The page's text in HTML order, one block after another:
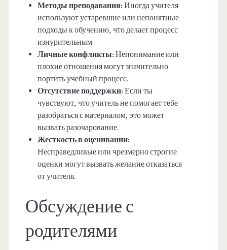
Методы преподавания: Иногда учителя
используют устаревшие или непонятные
подходы к обучению, что делает процесс
изнурительным.
Личные конфликты: Непонимание или
плохие отношения могут значительно
портить учебный процесс.
Отсутствие поддержки: Если ты
чувствуют, что учитель не помогает тебе
разобраться с материалом, это может
вызвать разочарование.
Жесткость в оценивании:
Несправедливые или чрезмерно строгие
оценки могут вызвать желание отказаться
от учителя.
Обсуждение с
родителями